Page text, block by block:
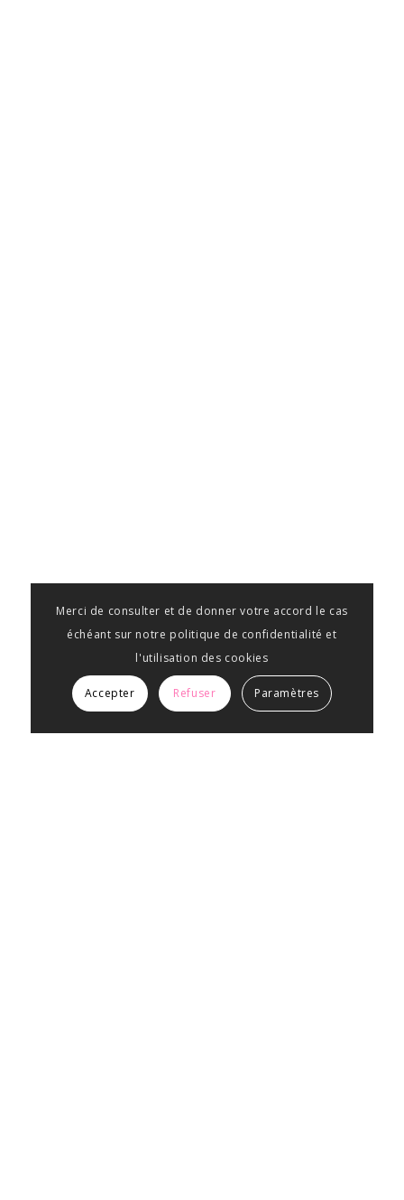
Merci de consulter et de donner votre accord le cas
échéant sur notre politique de confidentialité et
l'utilisation des cookies
Accepter Refuser Paramètres